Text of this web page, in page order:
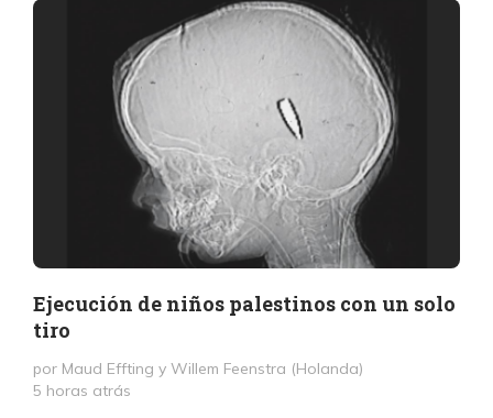
Ejecución de niños palestinos con un solo
tiro
por Maud Effting y Willem Feenstra (Holanda)
5 horas atrás